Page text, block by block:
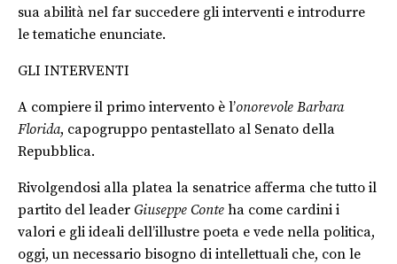
sua abilità nel far succedere gli interventi e introdurre
le tematiche enunciate.
GLI INTERVENTI
A compiere il primo intervento è l’onorevole Barbara
Florida, capogruppo pentastellato al Senato della
Repubblica.
Rivolgendosi alla platea la senatrice afferma che tutto il
partito del leader Giuseppe Conte ha come cardini i
valori e gli ideali dell’illustre poeta e vede nella politica,
oggi, un necessario bisogno di intellettuali che, con le